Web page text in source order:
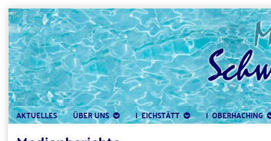
Skip
to
content
AKTUELLES ÜBER UNS |  EICHSTÄTT |  OBERHACHING